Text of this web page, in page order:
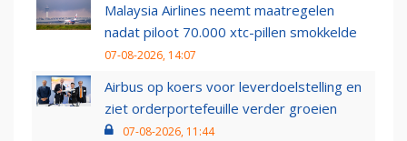
Malaysia Airlines neemt maatregelen
nadat piloot 70.000 xtc-pillen smokkelde
07-08-2026, 14:07
Airbus op koers voor leverdoelstelling en
ziet orderportefeuille verder groeien
07-08-2026, 11:44